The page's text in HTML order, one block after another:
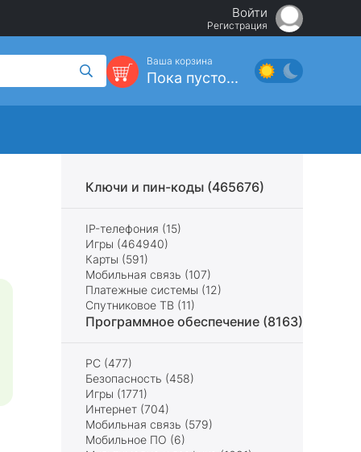
Войти
Регистрация
Ваша корзина
Пока пусто...
Ключи и пин-коды (465676)
IP-телефония (15)
Игры (464940)
Карты (591)
Мобильная связь (107)
Платежные системы (12)
Спутниковое ТВ (11)
Программное обеспечение (8163)
PC (477)
Безопасность (458)
Игры (1771)
Интернет (704)
Мобильная связь (579)
Мобильное ПО (6)